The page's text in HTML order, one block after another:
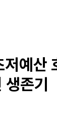
예산
존기